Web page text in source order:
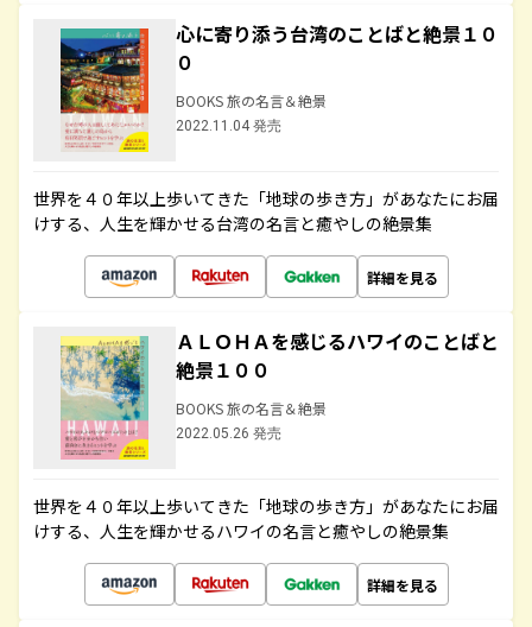
心に寄り添う台湾のことばと絶景１０
０
BOOKS 旅の名言＆絶景
2022.11.04 発売
世界を４０年以上歩いてきた「地球の歩き方」があなたにお届
けする、人生を輝かせる台湾の名言と癒やしの絶景集
詳細を見る
ＡＬＯＨＡを感じるハワイのことばと
絶景１００
BOOKS 旅の名言＆絶景
2022.05.26 発売
世界を４０年以上歩いてきた「地球の歩き方」があなたにお届
けする、人生を輝かせるハワイの名言と癒やしの絶景集
詳細を見る